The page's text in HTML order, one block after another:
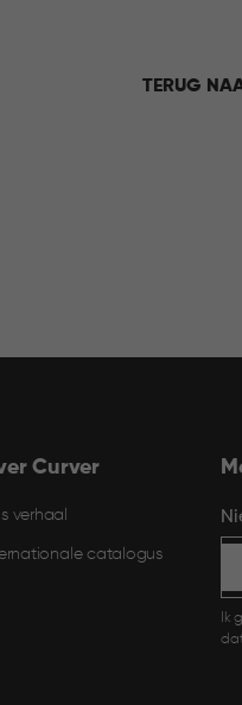
TERUG
Curver
verhaal
catalogus
Ik